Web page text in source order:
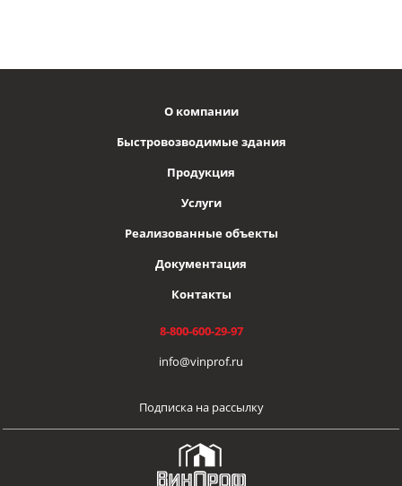
О компании
Быстровозводимые здания
Продукция
Услуги
Реализованные объекты
Документация
Контакты
8-800-600-29-97
info@vinprof.ru
Подписка на рассылку